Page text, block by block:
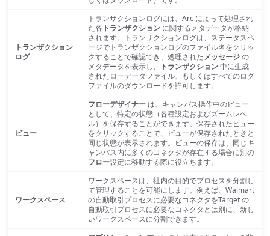
トランザクション
ログ
トランザクションログには、Arc によって処理され
た各 トランザクションに関するメタデータが格納
されます。トランザクションログは、ステータスペ
ージでトランザクションログのファイル名をクリッ
クすることで確認でき、処理されたメッセージの
メタデータを表示し、
トランザクション中に生成
されたローデータファイル、もしくはすべてのログ
ファイルのダウンロードを許可します。
ビュー
フローデザイナーは、キャンバス操作中のビュー
として、特定の状態（各種設定およびズームレベ
ル）を保存することができます。保存されたビュー
をクリックすることで、ビューが保存されたときと
同じ状態が表示されます。ビューの保存は、同じキ
ャンバス内に多くのコネクタが存在する場合に別の
フロー設定に移動する際に役立ちます。
ワークスペース
ワークスペースは、社内の目的でプロセスを分割し
て管理することを可能にします。例えば、Walmart
の自動取引プロセスに必要なコネクタをTarget の
自動取引プロセスに必要なコネクタとは別に、新し
いワークスペースに分割できます。